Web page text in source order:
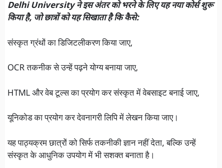
Delhi University ने इस अंतर को भरने के लिए यह नया कोर्स शुरू
किया है, जो छात्रों को यह सिखाता है कि कैसे:
संस्कृत ग्रंथों का डिजिटलीकरण किया जाए,
OCR तकनीक से उन्हें पढ़ने योग्य बनाया जाए,
HTML और वेब टूल्स का प्रयोग कर संस्कृत में वेबसाइट बनाई जाए,
यूनिकोड का प्रयोग कर देवनागरी लिपि में लेखन किया जाए।
यह पाठ्यक्रम छात्रों को सिर्फ तकनीकी ज्ञान नहीं देता, बल्कि उन्हें
संस्कृत के आधुनिक उपयोग में भी सशक्त बनाता है।